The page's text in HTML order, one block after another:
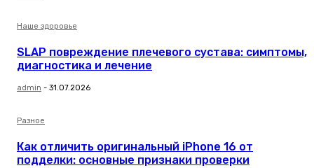
Наше здоровье
SLAP повреждение плечевого сустава: симптомы,
диагностика и лечение
admin - 31.07.2026
Разное
Как отличить оригинальный iPhone 16 от
подделки: основные признаки проверки